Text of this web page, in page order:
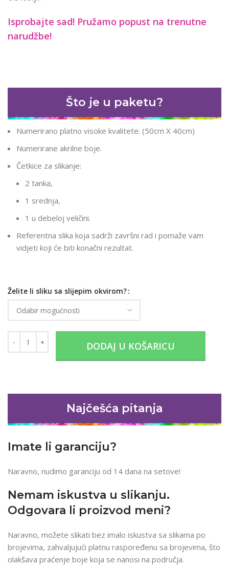
Isprobajte sad! Pružamo popust na trenutne
narudžbe!
Što je u paketu?
Numerirano platno visoke kvalitete: (50cm X 40cm)
Numerirane akrilne boje.
Četkice za slikanje:
2 tanka,
1 srednja,
1 u debeloj veličini.
Referentna slika koja sadrži završni rad i pomaže vam
vidjeti koji će biti konačni rezultat.
Želite li sliku sa slijepim okvirom?
DODAJ U KOŠARICU
Najčešća pitanja
Imate li garanciju?
Naravno, nudimo garanciju od 14 dana na setove!
Nemam iskustva u slikanju.
Odgovara li proizvod meni?
Naravno, možete slikati bez imalo iskustva sa slikama po
brojevima, zahvaljujući platnu raspoređenu sa brojevima, što
olakšava praćenje boje koja se nanosi na područja.